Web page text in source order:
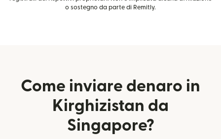
o sostegno da parte di Remitly.
Come inviare denaro in
Kirghizistan da
Singapore?